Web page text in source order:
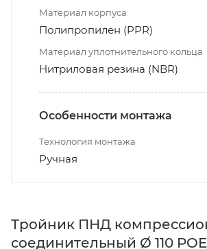
Материал корпуса
Полипропилен (PPR)
Материал уплотнительного кольца
Нитриловая резина (NBR)
Особенности монтажа
Технология монтажа
Ручная
Тройник ПНД
соединительный Ø 110